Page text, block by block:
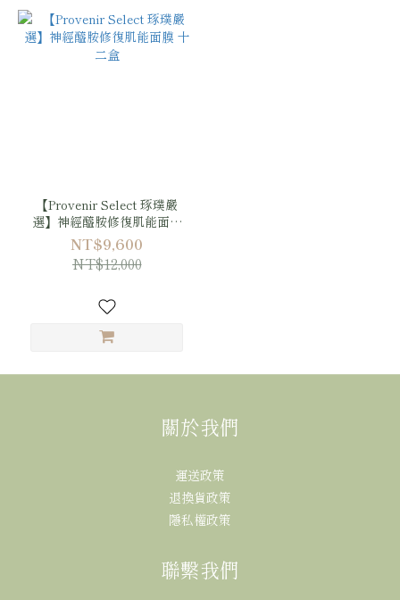
【Provenir Select 琢璞嚴
選】神經醯胺修復肌能面膜
十二盒
NT$9,600
NT$12,000
關於我們
運送政策
退換貨政策
隱私權政策
聯繫我們